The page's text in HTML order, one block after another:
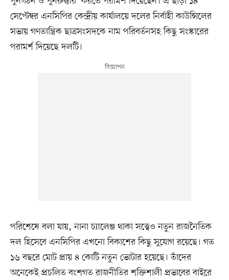
সেপ্টেম্বর এনসিপির কেন্দ্রীয় কার্যালয়ে দলের নির্বাহী কাউন্সিলের
সভায় গণতান্ত্রিক ছাত্রসংসদকে নাম পরিবর্তনসহ কিছু সংস্কারের
পরামর্শ দিয়েছে দলটি।
পরিশেষে বলা যায়, নানা চ্যালেঞ্জ থাকা সত্ত্বেও নতুন রাজনৈতিক
দল হিসেবে এনসিপির এখনো বিকাশের কিছু সুযোগ রয়েছে। গত
১৬ বছরে মোট প্রায় ৪ কোটি নতুন ভোটার হয়েছে। তাঁদের
অনেকেই প্রচলিত বংশগত রাজনীতির শক্তিশালী প্রভাবের বাইরে